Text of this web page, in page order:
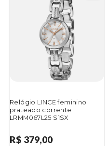
Relógio LINCE feminino
prateado corrente
LRMM067L25 S1SX
R$ 379,00